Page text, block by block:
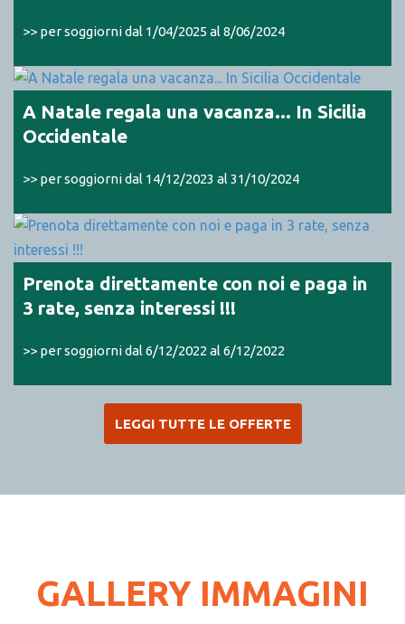
>> per soggiorni dal 1/04/2025 al 8/06/2024
A Natale regala una vacanza... In Sicilia
Occidentale
>> per soggiorni dal 14/12/2023 al 31/10/2024
Prenota direttamente con noi e paga in
3 rate, senza interessi !!!
>> per soggiorni dal 6/12/2022 al 6/12/2022
LEGGI TUTTE LE OFFERTE
GALLERY IMMAGINI